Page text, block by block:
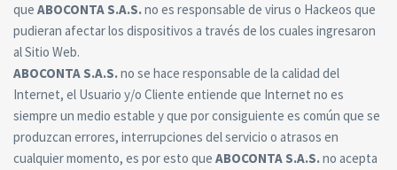
que ABOCONTA S.A.S.no es responsable de virus o Hackeos que
pudieran afectar los dispositivos a través de los cuales ingresaron
al Sitio Web.
ABOCONTA S.A.S.no se hace responsable de la calidad del
Internet, el Usuario y/o Cliente entiende que Internet no es
siempre un medio estable y que por consiguiente es común que se
produzcan errores, interrupciones del servicio o atrasos en
cualquier momento, es por esto que ABOCONTA S.A.S.no acepta